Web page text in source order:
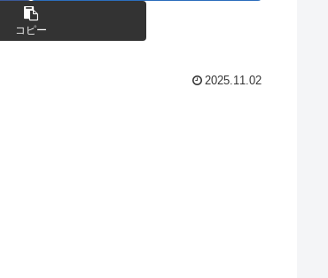
コピー
2025.11.02